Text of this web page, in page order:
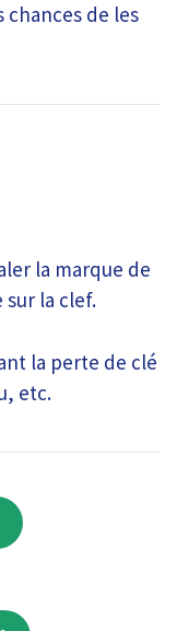
chances de les
la marque de
la clef.
la perte de clé
etc.